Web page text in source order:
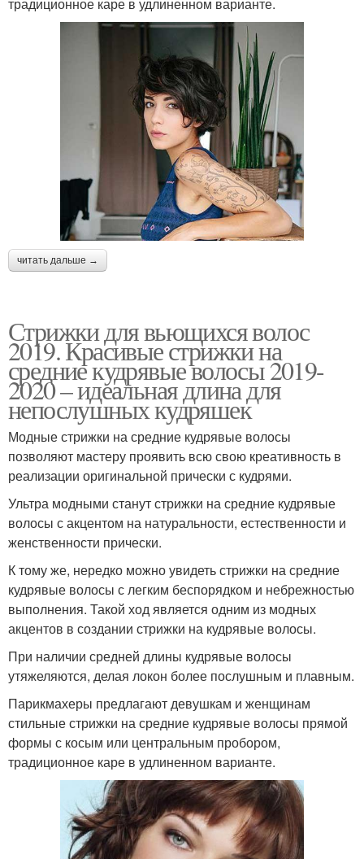
традиционное каре в удлиненном варианте.
читать дальше →
Стрижки для вьющихся волос
2019. Красивые стрижки на
средние кудрявые волосы 2019-
2020 – идеальная длина для
непослушных кудряшек
Модные стрижки на средние кудрявые волосы
позволяют мастеру проявить всю свою креативность в
реализации оригинальной прически с кудрями.
Ультра модными станут стрижки на средние кудрявые
волосы с акцентом на натуральности, естественности и
женственности прически.
К тому же, нередко можно увидеть стрижки на средние
кудрявые волосы с легким беспорядком и небрежностью
выполнения. Такой ход является одним из модных
акцентов в создании стрижки на кудрявые волосы.
При наличии средней длины кудрявые волосы
утяжеляются, делая локон более послушным и плавным.
Парикмахеры предлагают девушкам и женщинам
стильные стрижки на средние кудрявые волосы прямой
формы с косым или центральным пробором,
традиционное каре в удлиненном варианте.